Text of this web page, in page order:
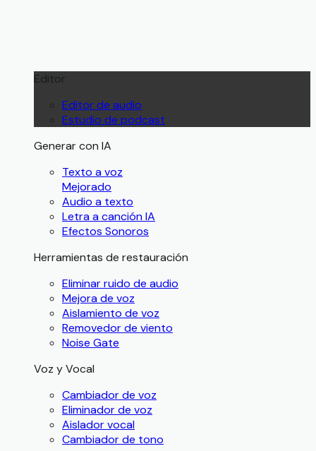
Editor
Editor de audio
Estudio de podcast
Generar con IA
Texto a voz
Mejorado
Audio a texto
Letra a canción IA
Efectos Sonoros
Herramientas de restauración
Eliminar ruido de audio
Mejora de voz
Aislamiento de voz
Removedor de viento
Noise Gate
Voz y Vocal
Cambiador de voz
Eliminador de voz
Aislador vocal
Cambiador de tono